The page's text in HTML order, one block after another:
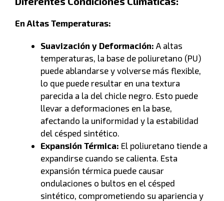
En Altas Temperaturas:
Suavización y Deformación: A altas
temperaturas, la base de poliuretano (PU)
puede ablandarse y volverse más flexible,
lo que puede resultar en una textura
parecida a la del chicle negro. Esto puede
llevar a deformaciones en la base,
afectando la uniformidad y la estabilidad
del césped sintético.
Expansión Térmica: El poliuretano tiende a
expandirse cuando se calienta. Esta
expansión térmica puede causar
ondulaciones o bultos en el césped
sintético, comprometiendo su apariencia y